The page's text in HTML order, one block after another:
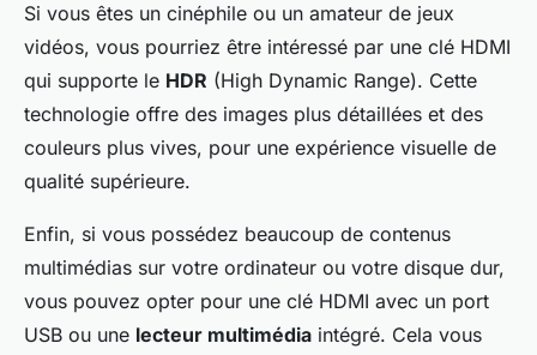
Si vous êtes un cinéphile ou un amateur de jeux
vidéos, vous pourriez être intéressé par une clé HDMI
qui supporte le HDR (High Dynamic Range). Cette
technologie offre des images plus détaillées et des
couleurs plus vives, pour une expérience visuelle de
qualité supérieure.
Enfin, si vous possédez beaucoup de contenus
multimédias sur votre ordinateur ou votre disque dur,
vous pouvez opter pour une clé HDMI avec un port
USB ou une lecteur multimédia intégré. Cela vous